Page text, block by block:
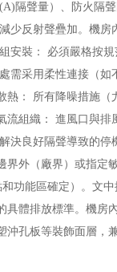
隔聲量）、防火隔
少反射聲疊加。機
安裝： 必須嚴格按
需采用柔性連接（如
熱： 所有降噪措施
流組織： 進風口與
決良好隔聲導致的
界外（廠界）或指
功能區確定）。文
具體排放標準。機房
沖孔板等裝飾面層，